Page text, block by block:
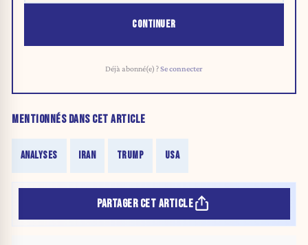
CONTINUER
Déjà abonné(e) ?Se connecter
MENTIONNÉS DANS CET ARTICLE
ANALYSES IRAN TRUMP USA
PARTAGER CET ARTICLE